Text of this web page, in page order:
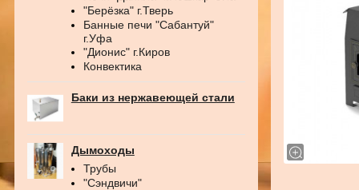
"Берёзка" г.Тверь
Банные печи "Сабантуй"
г.Уфа
"Дионис" г.Киров
Конвектика
Баки из нержавеющей стали
Дымоходы
Трубы
"Сэндвичи"